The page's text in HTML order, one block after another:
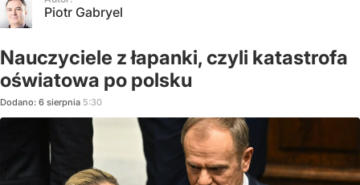
Piotr Gabryel
Nauczyciele z łapanki, czyli katastrofa
oświatowa po polsku
Dodano: 6 sierpnia 5:30